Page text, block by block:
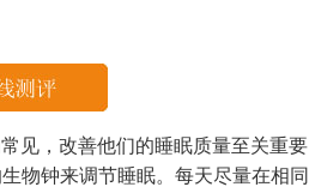
见，改善他们的睡眠质量至关重
物钟来调节睡眠。每天尽量在相